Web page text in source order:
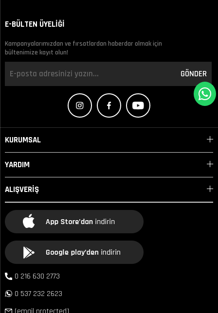
E-BÜLTEN ÜYELİĞİ
Kampanyalarımızdan ve fırsatlardan haberdar olmak için
bültenimize kayıt olun!
GÖNDER
KURUMSAL
YARDIM
ALIŞVERİŞ
0 216 630 2773
0 537 232 2623